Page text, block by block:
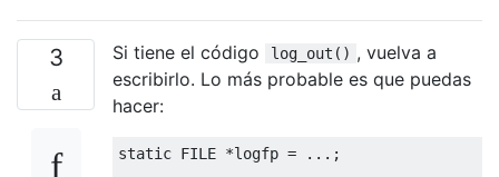
3 Si tiene el código log_out() , vuelva a
escribirlo. Lo más probable es que puedas
hacer:
static FILE *logfp = ...;